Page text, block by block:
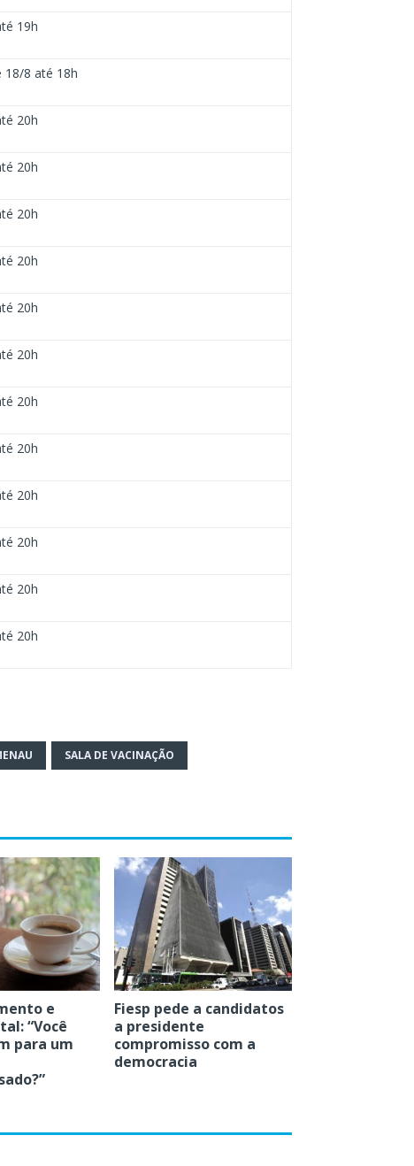
19h
18/8 até 18h
20h
20h
20h
20h
20h
20h
20h
20h
20h
20h
20h
20h
SALA DE VACINAÇÃO
e
“Você
para um
Fiesp pede a candidatos
a presidente
compromisso com a
democracia